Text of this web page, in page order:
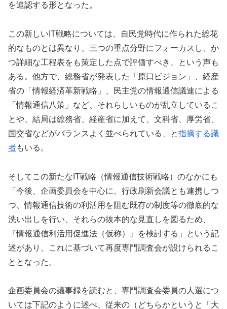
を追認する形となった。
この新しいIT戦略については、自民党時代に作られた総花
的なものとは異なり、三つの重点分野にフォーカスし、か
つ詳細な工程表をも策定した点で評価すべき、という声も
ある。他方で、総務省が発表した「原口ビジョン」、経産
省の「情報経済革新戦略」、民主党の情報通信議連による
「情報通信八策」など、それらしいものが乱立しているこ
とや、結局は総務省、経産省に加えて、文科省、厚労省、
国交省などがバランスよく並べられている、と指摘する識
者もいる。
そしてこの新たなIT戦略（情報通信技術戦略）のなかにも
「今後、企画委員会を中心に、行政刷新会議とも連携しつ
つ、情報通信技術の利活用を阻む既存の制度等の徹底的な
洗い出しを行い、それらの抜本的な見直しを図るため、
『情報通信利活用促進法（仮称）』を検討する」という記
述があり、これに基づいて再度専門調査会が設けられるこ
ととなった。
企画委員会の議事録を読むと、専門調査会委員の人選につ
いては下記のように述べ、従来の（どちらかというと「大